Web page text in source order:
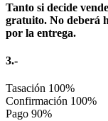
Tanto si decide
gratuito. No deberá
por la entrega.
3.-
Tasación 100%
Confirmación 100%
Pago 90%